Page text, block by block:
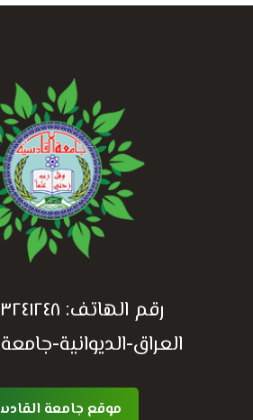
رقم الهاتف:
العراق-الديوانية-
موقع جامعة